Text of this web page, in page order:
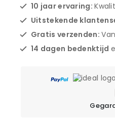
10 jaar ervaring:
Uitstekende
Gratis verzenden:
14 dagen bedenktijd